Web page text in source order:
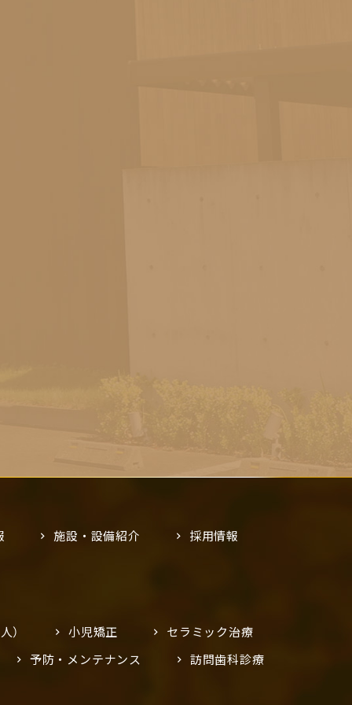
施設・設備紹介 採用情報
） 小児矯正
セラミック治療
予防・メンテナンス
訪問歯科診療